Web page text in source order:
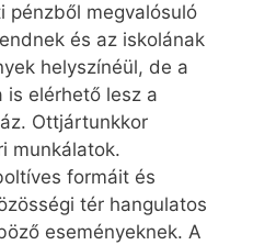
pénzből megvalósuló
és az iskolának
helyszínéül, de a
is elérhető lesz a
Ottjártunkkor
munkálatok.
formáit és
tér hangulatos
eseményeknek. A